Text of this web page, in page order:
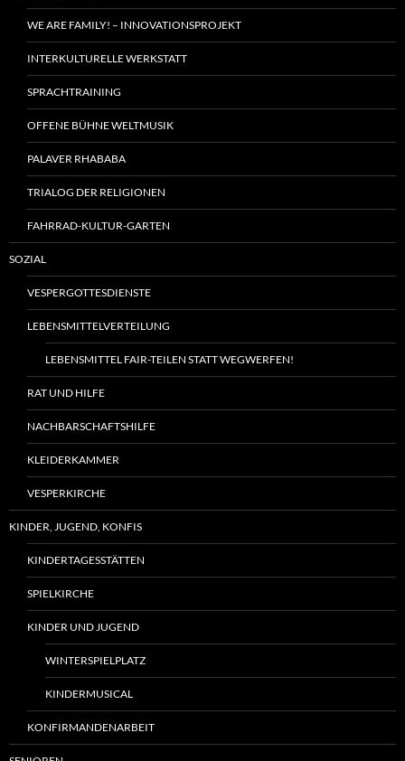
WE ARE FAMILY! – INNOVATIONSPROJEKT
INTERKULTURELLE WERKSTATT
SPRACHTRAINING
OFFENE BÜHNE WELTMUSIK
PALAVER RHABABA
TRIALOG DER RELIGIONEN
FAHRRAD-KULTUR-GARTEN
SOZIAL
VESPERGOTTESDIENSTE
LEBENSMITTELVERTEILUNG
LEBENSMITTEL FAIR-TEILEN STATT WEGWERFEN!
RAT UND HILFE
NACHBARSCHAFTSHILFE
KLEIDERKAMMER
VESPERKIRCHE
KINDER, JUGEND, KONFIS
KINDERTAGESSTÄTTEN
SPIELKIRCHE
KINDER UND JUGEND
WINTERSPIELPLATZ
KINDERMUSICAL
KONFIRMANDENARBEIT